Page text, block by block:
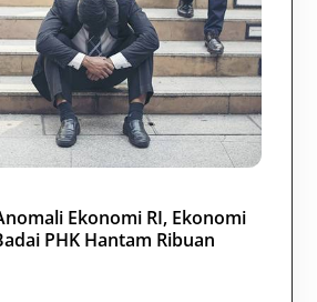
Ekonomi RI, Ekonomi
PHK Hantam Ribuan